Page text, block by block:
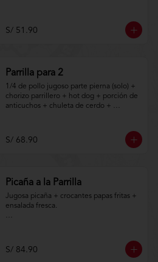
m/TYCGenerales
S/ 51.90
Parrilla para 2
1/4 de pollo jugoso parte pierna (solo) +
chorizo parrillero + hot dog + porción de
anticuchos + chuleta de cerdo +
Aplica terminos y
condiciones.https://www.lenaycarbon.co
S/ 68.90
Picaña a la Parrilla
Jugosa picaña + crocantes papas fritas +
ensalada fresca.
m/TYCGenerales
S/ 84.90